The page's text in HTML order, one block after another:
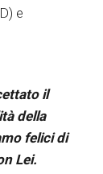
e
il
della
felici di
Lei.